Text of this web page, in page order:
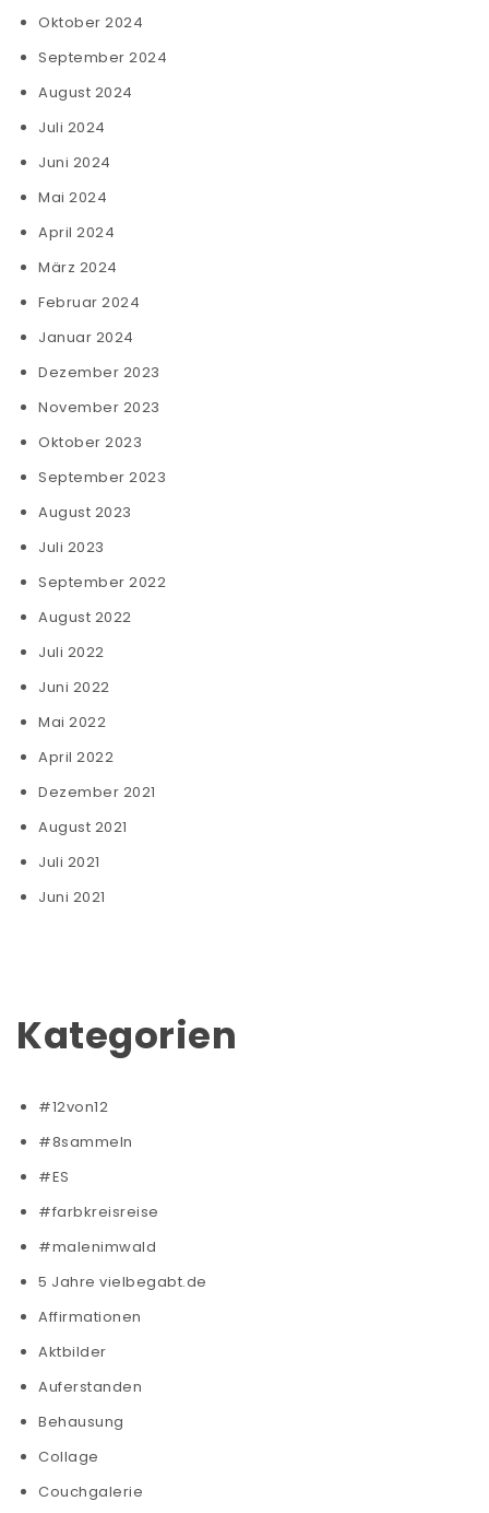
Oktober 2024
September 2024
August 2024
Juli 2024
Juni 2024
Mai 2024
April 2024
März 2024
Februar 2024
Januar 2024
Dezember 2023
November 2023
Oktober 2023
September 2023
August 2023
Juli 2023
September 2022
August 2022
Juli 2022
Juni 2022
Mai 2022
April 2022
Dezember 2021
August 2021
Juli 2021
Juni 2021
Kategorien
#12von12
#8sammeln
#ES
#farbkreisreise
#malenimwald
5 Jahre vielbegabt.de
Affirmationen
Aktbilder
Auferstanden
Behausung
Collage
Couchgalerie